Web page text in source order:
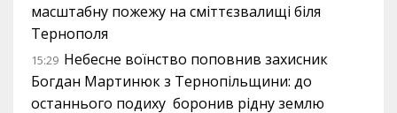
масштабну пожежу на сміттєзвалищі біля
Тернополя
15:29 Небесне воїнство поповнив захисник
Богдан Мартинюк з Тернопільщини: до
останнього подиху боронив рідну землю